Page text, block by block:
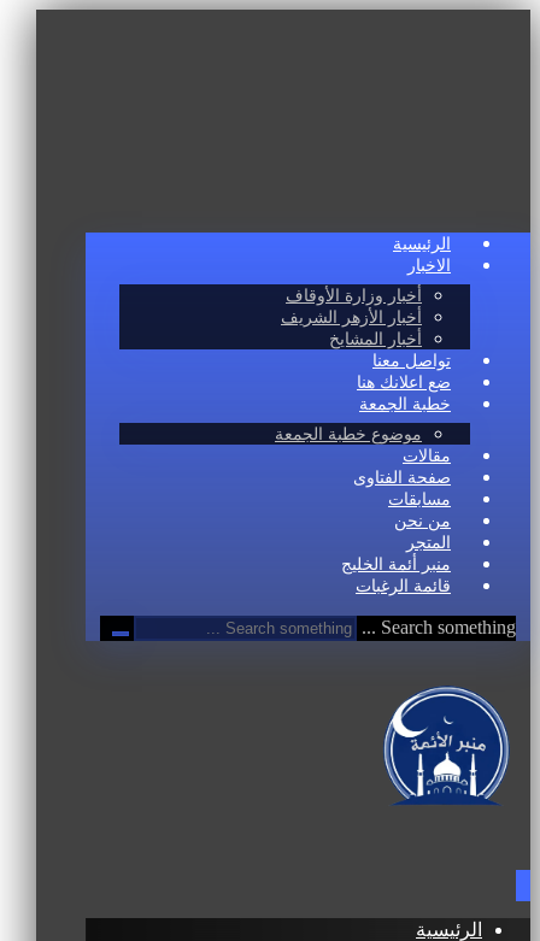
الرئيسية
الاخبار
أخبار وزارة الأوقاف
أخبار الأزهر الشريف
أخبار المشايخ
تواصل معنا
ضع اعلانك هنا
خطبة الجمعة
موضوع خطبة الجمعة
مقالات
صفحة الفتاوى
مسابقات
من نحن
المتجر
منبر أئمة الخليج
قائمة الرغبات
Search something ...
الرئيسية